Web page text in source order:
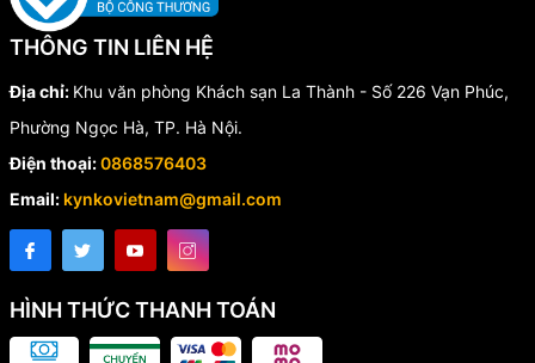
THÔNG TIN LIÊN HỆ
Địa chỉ: Khu văn phòng Khách sạn La Thành - Số 226 Vạn Phúc,
Phường Ngọc Hà, TP. Hà Nội.
Điện thoại:0868576403
Email: kynkovietnam@gmail.com
HÌNH THỨC THANH TOÁN